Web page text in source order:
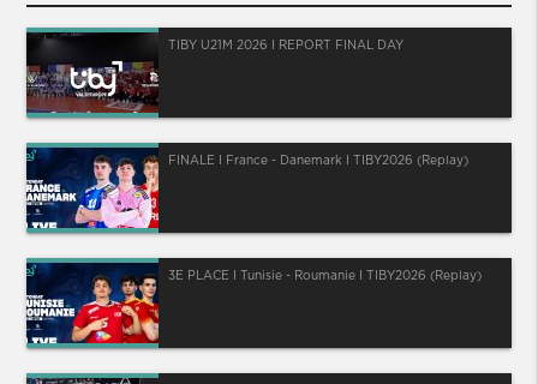
TIBY U21M 2026 I REPORT FINAL DAY
FINALE I France - Danemark I TIBY2026 (Replay)
3E PLACE I Tunisie - Roumanie I TIBY2026 (Replay)